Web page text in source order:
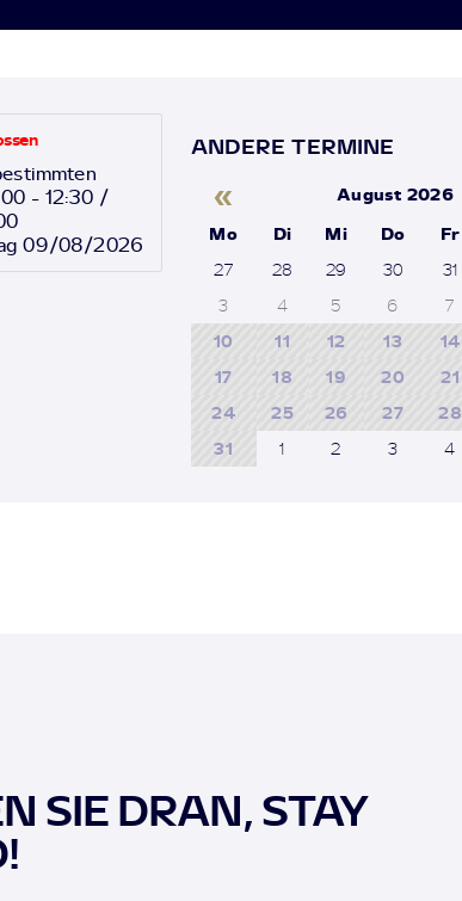
- 12:30 /
09/08/2026
ANDERE TERMINE
« August 2026
Mo Di Mi Do Fr
27
28 29 30 31
3
4 5 6 7
10
11 12 13 14
17
18 19 20 21
24
25 26 27 28
31
1 2 3 4
SIE DRAN, STAY